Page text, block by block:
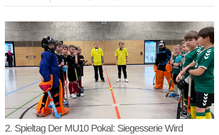
2. Spieltag Der MU10 Pokal: Siegesserie Wird